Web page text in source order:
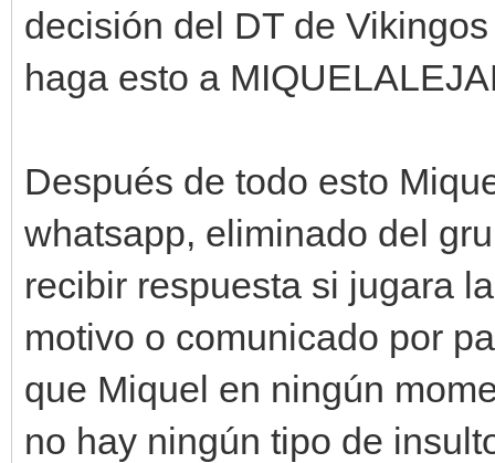
decisión del DT de
haga esto a
Después de todo esto
whatsapp, eliminado del
recibir respuesta si jugara
motivo o comunicado por
que Miquel en ningún
no hay ningún tipo de